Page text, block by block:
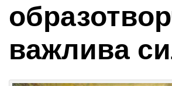
важлива